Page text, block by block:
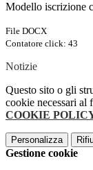
Modello iscrizione
File DOCX
Contatore click: 43
Notizie
Questo sito o gli
cookie necessari al
COOKIE
Personalizza
Gestione cookie